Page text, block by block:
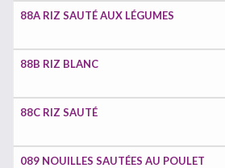
88A RIZ SAUTÉ AUX LÉGUMES
88B RIZ BLANC
88C RIZ SAUTÉ
089 NOUILLES SAUTÉES AU POULET